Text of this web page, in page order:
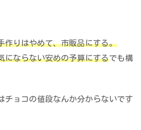
作りはやめて、市販品にする。
にならない安めの予算にするでも構
チョコの値段なんか分からないです